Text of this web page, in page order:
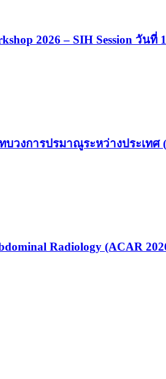
2026 – SIH Session วัน
บวงการปรมาณูระหว่างประเทศ
Radiology (ACAR